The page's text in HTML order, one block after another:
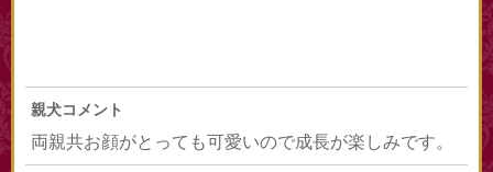
親犬コメント
両親共お顔がとっても可愛いので成長が楽しみです。